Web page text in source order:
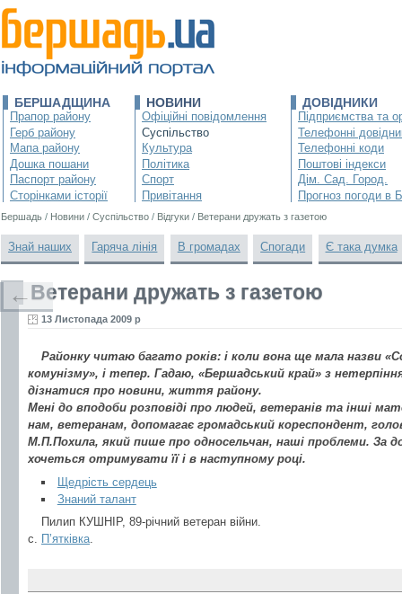
БЕРШАДЩИНА
Прапор району
Герб району
Мапа району
Дошка пошани
Паспорт району
Сторінками історії
НОВИНИ
Офіційні повідомлення
Суспільство
Культура
Політика
Спорт
Привітання
ДОВІДНИКИ
Підприємства та
Телефонні
Телефонні коди
Поштові індекси
Дім. Сад. Город.
Прогноз погоди в
Бершадь / Новини / Суспільство / Відгуки / Ветерани дружать з газетою
Знай наших Гаряча лінія В громадах Спогади Є така думка
Ветерани дружать з газетою
13 Листопада 2009 р
Районку читаю багато років: і коли вона ще мала назви
комунізму», і тепер. Гадаю, «Бершадський край» з
дізнатися про новини, життя району.
Мені до вподоби розповіді про людей, ветеранів та інші
нам, ветеранам, допомагає громадський кореспондент,
М.П.Похила, який пише про односельчан, наші проблеми. За
хочеться отримувати її і в наступному році.
Щедрість сердець
Знаний талант
Пилип КУШНІР, 89-річний ветеран війни.
с. П’ятківка.
←